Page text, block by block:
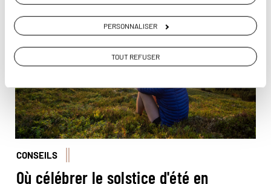
PERSONNALISER
TOUT REFUSER
CONSEILS
Où célébrer le solstice d'été en